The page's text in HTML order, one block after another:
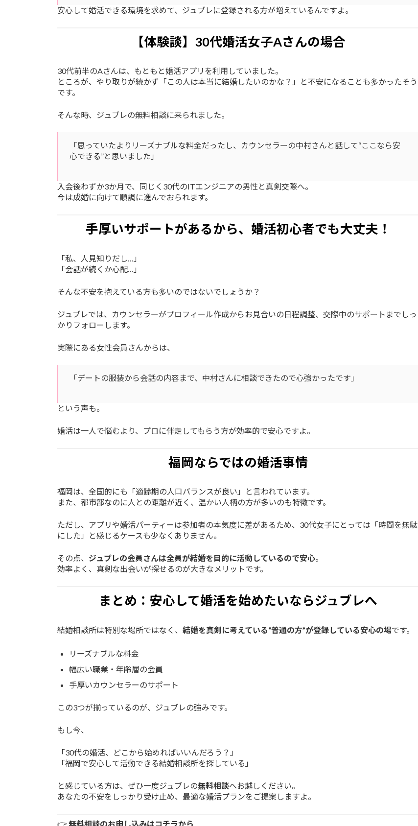
安心して婚活できる環境を求めて、ジュブレに登録される方が増えているんですよ。
【体験談】30代婚活女子Aさんの場合
30代前半のAさんは、もともと婚活アプリを利用していました。
ところが、やり取りが続かず「この人は本当に結婚したいのかな？」と不安になることも多かったそう
です。
そんな時、ジュブレの無料相談に来られました。
「思っていたよりリーズナブルな料金だったし、カウンセラーの中村さんと話して“ここなら安
心できる”と思いました」
入会後わずか3か月で、同じく30代のITエンジニアの男性と真剣交際へ。
今は成婚に向けて順調に進んでおられます。
手厚いサポートがあるから、婚活初心者でも大丈夫！
「私、人見知りだし…」
「会話が続くか心配…」
そんな不安を抱えている方も多いのではないでしょうか？
ジュブレでは、カウンセラーがプロフィール作成からお見合いの日程調整、交際中のサポートまでしっ
かりフォローします。
実際にある女性会員さんからは、
「デートの服装から会話の内容まで、中村さんに相談できたので心強かったです」
という声も。
婚活は一人で悩むより、プロに伴走してもらう方が効率的で安心ですよ。
福岡ならではの婚活事情
福岡は、全国的にも「適齢期の人口バランスが良い」と言われています。
また、都市部なのに人との距離が近く、温かい人柄の方が多いのも特徴です。
ただし、アプリや婚活パーティーは参加者の本気度に差があるため、30代女子にとっては「時間を無駄
にした」と感じるケースも少なくありません。
その点、 ジュブレの会員さんは全員が結婚を目的に活動しているので安心。
効率よく、真剣な出会いが探せるのが大きなメリットです。
まとめ：安心して婚活を始めたいならジュブレへ
結婚相談所は特別な場所ではなく、 結婚を真剣に考えている“普通の方”が登録している安心の場です。
リーズナブルな料金
幅広い職業・年齢層の会員
手厚いカウンセラーのサポート
この3つが揃っているのが、ジュブレの強みです。
もし今、
「30代の婚活、どこから始めればいいんだろう？」
「福岡で安心して活動できる結婚相談所を探している」
と感じている方は、ぜひ一度ジュブレの無料相談へお越しください。
あなたの不安をしっかり受け止め、最適な婚活プランをご提案しますよ。
👉 無料相談のお申し込みはコチラから